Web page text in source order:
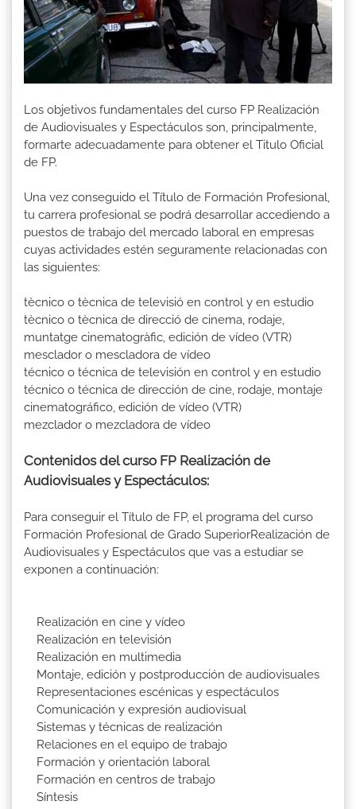
Los objetivos fundamentales del curso FP Realización
de Audiovisuales y Espectáculos son, principalmente,
formarte adecuadamente para obtener el Titulo Oficial
de FP.
Una vez conseguido el Título de Formación Profesional,
tu carrera profesional se podrá desarrollar accediendo a
puestos de trabajo del mercado laboral en empresas
cuyas actividades estén seguramente relacionadas con
las siguientes:
tècnico o tècnica de televisió en control y en estudio
tècnico o tècnica de direcció de cinema, rodaje,
muntatge cinematogràfic, edición de vídeo (VTR)
mesclador o mescladora de vídeo
técnico o técnica de televisión en control y en estudio
técnico o técnica de dirección de cine, rodaje, montaje
cinematográfico, edición de vídeo (VTR)
mezclador o mezcladora de vídeo
Contenidos del curso FP Realización de
Audiovisuales y Espectáculos:
Para conseguir el Título de FP, el programa del curso
Formación Profesional de Grado SuperiorRealización de
Audiovisuales y Espectáculos que vas a estudiar se
exponen a continuación:
Realización en cine y vídeo
Realización en televisión
Realización en multimedia
Montaje, edición y postproducción de audiovisuales
Representaciones escénicas y espectáculos
Comunicación y expresión audiovisual
Sistemas y técnicas de realización
Relaciones en el equipo de trabajo
Formación y orientación laboral
Formación en centros de trabajo
Síntesis